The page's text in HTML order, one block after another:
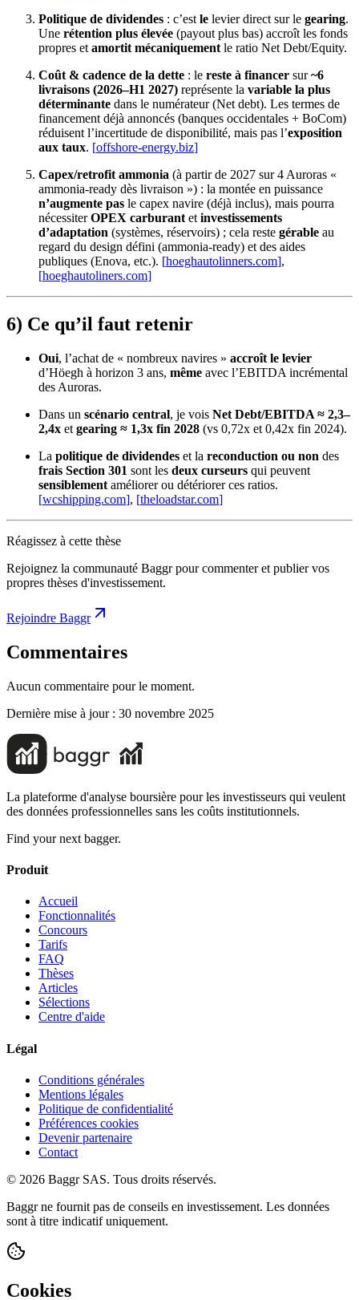
Politique de dividendes : c’est le levier direct sur le gearing.
Une rétention plus élevée (payout plus bas) accroît les fonds
propres et amortit mécaniquement le ratio Net Debt/Equity.
Coût & cadence de la dette : le reste à financer sur~6
livraisons (2026–H1 2027) représente la variable la plus
déterminante dans le numérateur (Net debt). Les termes de
financement déjà annoncés (banques occidentales + BoCom)
réduisent l’incertitude de disponibilité, mais pas l’exposition
aux taux. [offshore-energy.biz]
Capex/retrofit ammonia (à partir de 2027 sur 4 Auroras «
ammonia‑ready dès livraison ») : la montée en puissance
n’augmente pas le capex navire (déjà inclus), mais pourra
nécessiterOPEX carburant et investissements
d’adaptation (systèmes, réservoirs) ; cela reste gérable au
regard du design défini (ammonia‑ready) et des aides
publiques (Enova, etc.). [hoeghautolinners.com],
[hoeghautoliners.com]
6) Ce qu’il faut retenir
Oui, l’achat de « nombreux navires » accroît le levier
d’Höegh à horizon 3 ans, même avec l’EBITDA incrémental
des Auroras.
Dans un scénario central, je vois Net Debt/EBITDA ≈ 2,3–
2,4x et gearing ≈ 1,3x fin 2028 (vs 0,72x et 0,42x fin 2024).
La politique de dividendes et la reconduction ou non des
frais Section 301 sont les deux curseurs qui peuvent
sensiblement améliorer ou détériorer ces ratios.
[wcshipping.com], [theloadstar.com]
Réagissez à cette thèse
Rejoignez la communauté Baggr pour commenter et publier vos
propres thèses d'investissement.
Rejoindre Baggr
Commentaires
Aucun commentaire pour le moment.
Dernière mise à jour : 30 novembre 2025
La plateforme d'analyse boursière pour les investisseurs qui veulent
des données professionnelles sans les coûts institutionnels.
Find your next bagger.
Produit
Accueil
Fonctionnalités
Concours
Tarifs
FAQ
Thèses
Articles
Sélections
Centre d'aide
Légal
Conditions générales
Mentions légales
Politique de confidentialité
Préférences cookies
Devenir partenaire
Contact
© 2026 Baggr SAS. Tous droits réservés.
Baggr ne fournit pas de conseils en investissement. Les données
sont à titre indicatif uniquement.
Cookies